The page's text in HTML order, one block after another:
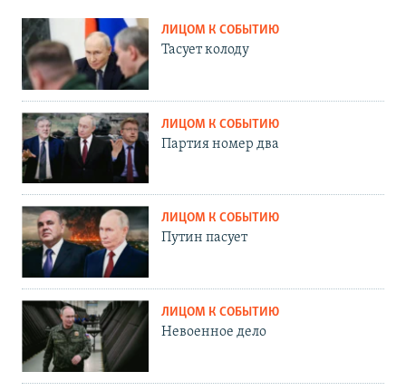
ЛИЦОМ К СОБЫТИЮ
Тасует колоду
ЛИЦОМ К СОБЫТИЮ
Партия номер два
ЛИЦОМ К СОБЫТИЮ
Путин пасует
ЛИЦОМ К СОБЫТИЮ
Невоенное дело